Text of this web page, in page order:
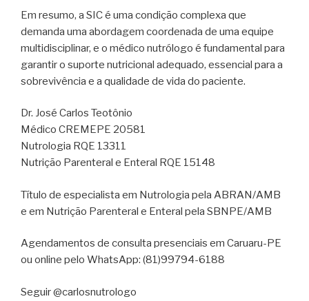
Em resumo, a SIC é uma condição complexa que
demanda uma abordagem coordenada de uma equipe
multidisciplinar, e o médico nutrólogo é fundamental para
garantir o suporte nutricional adequado, essencial para a
sobrevivência e a qualidade de vida do paciente.
Dr. José Carlos Teotônio
Médico CREMEPE 20581
Nutrologia RQE 13311
Nutrição Parenteral e Enteral RQE 15148
Título de especialista em Nutrologia pela ABRAN/AMB
e em Nutrição Parenteral e Enteral pela SBNPE/AMB
Agendamentos de consulta presenciais em Caruaru-PE
ou online pelo WhatsApp: (81)99794-6188
Seguir @carlosnutrologo